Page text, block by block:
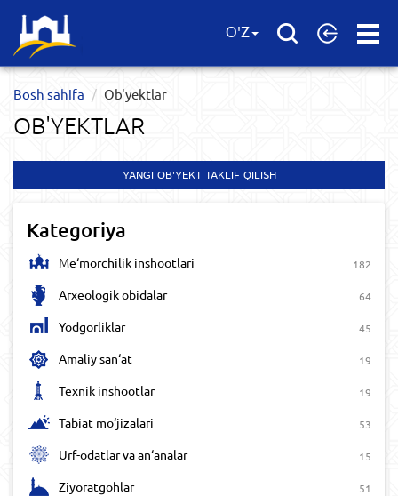
Open
O'Z
Bosh sahifa Ob'yektlar​
OB'YEKTLAR​
YANGI OB'YEKT TAKLIF QILISH
Kategoriya
Me‘morchilik inshootlari 182
Arxeologik obidalar 64
Yodgorliklar 45
Amaliy san‘at 19
Texnik inshootlar 19
Tabiat mo‘jizalari 53
Urf-odatlar va an‘analar 15
Ziyoratgohlar 51